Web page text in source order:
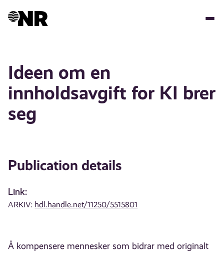
Ideen om en
innholdsavgift for KI brer
seg
Publication details
Link:
ARKIV: hdl.handle.net/11250/5515801
Å kompensere mennesker som bidrar med originalt